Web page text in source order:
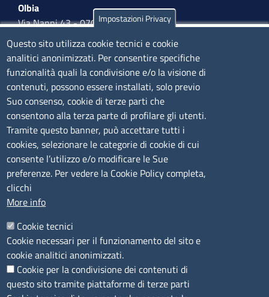
Olbia
Via Nanni 43 - 07026 Olbia
Tel. 0789 66122 | 0789 69580
mail: ufficio.olbia@ss.camcom.it
lunedì al venerdì: 9,00 - 12,00; lunedì pomeriggio: 16,00
- 17,00
CONTATTI
Camera di Commercio, Industria, Artigianato e
Agricoltura di Sassari
PEC
P.IVA01047570906
Codice Fiscale
Codice Univoco per le fatture elettroniche: UFPXFS
LINK UTILI
Impostazioni Privacy
Questo sito utilizza cookie tecnici e cookie
analitici anonimizzati. Per consentire specifiche
funzionalità quali la condivisione e/o la visione di
contenuti, possono essere installati, solo previo
Suo consenso, cookie di terze parti che
consentono alla terza parte di profilare gli utenti.
Tramite questo banner, può accettare tutti i
cookies, selezionare le categorie di cookie di cui
consente l’utilizzo e/o modificare le Sue
preferenze. Per vedere la Cookie Policy completa,
clicchi
More info
Cookie tecnici
Cookie necessari per il funzionamento del sito e
cookie analitici anonimizzati.
Cookie per la condivisione dei contenuti di
questo sito tramite piattaforme di terze parti